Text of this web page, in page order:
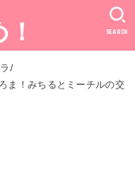
SEARCH
ま！みちるとミーチルの交